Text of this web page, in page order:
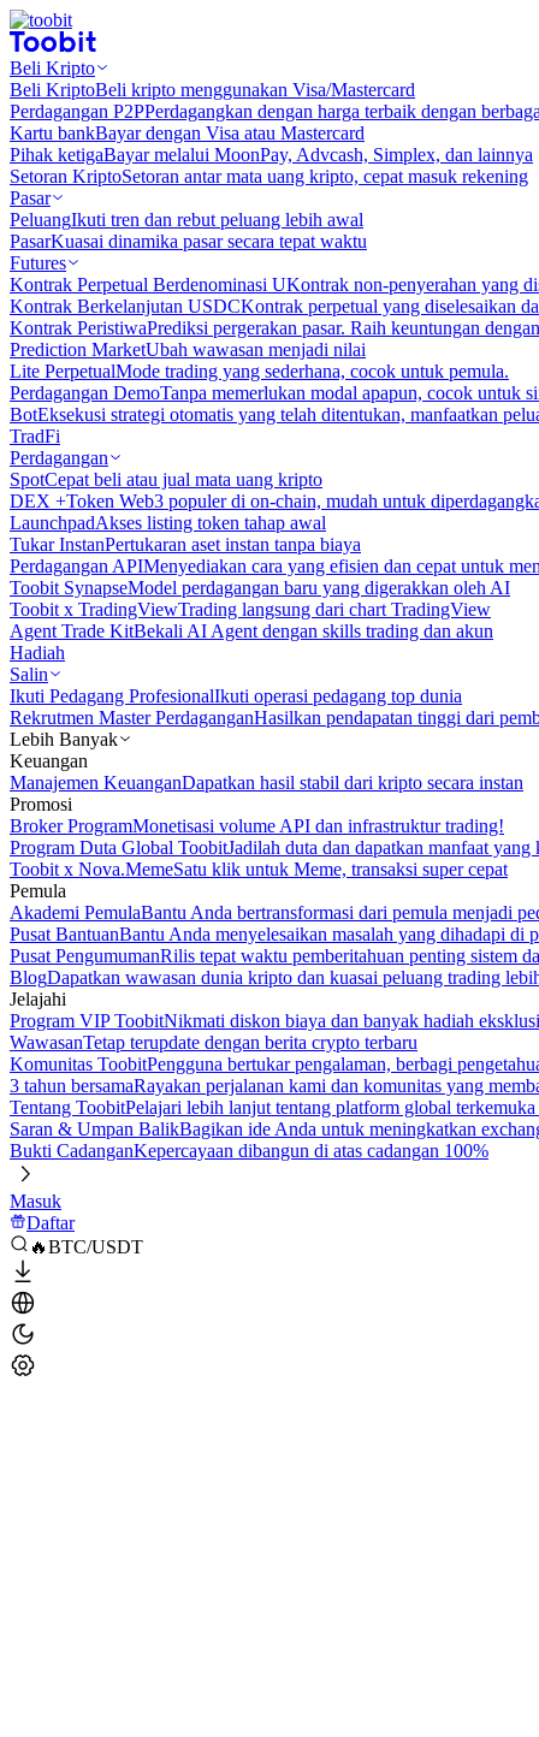
Beli Kripto
Beli KriptoBeli kripto menggunakan Visa/Mastercard
Perdagangan P2PPerdagangkan dengan harga terbaik dengan
Kartu bankBayar dengan Visa atau Mastercard
Pihak ketigaBayar melalui MoonPay, Advcash, Simplex, dan lainnya
Setoran KriptoSetoran antar mata uang kripto, cepat masuk rekening
Pasar
PeluangIkuti tren dan rebut peluang lebih awal
PasarKuasai dinamika pasar secara tepat waktu
Futures
Kontrak Perpetual Berdenominasi UKontrak non-penyerahan yang
Kontrak Berkelanjutan USDCKontrak perpetual yang diselesaikan
Kontrak PeristiwaPrediksi pergerakan pasar. Raih keuntungan
Prediction MarketUbah wawasan menjadi nilai
Lite PerpetualMode trading yang sederhana, cocok untuk pemula.
Perdagangan DemoTanpa memerlukan modal apapun, cocok untuk
BotEksekusi strategi otomatis yang telah ditentukan, manfaatkan
TradFi
Perdagangan
SpotCepat beli atau jual mata uang kripto
DEX +Token Web3 populer di on-chain, mudah untuk
LaunchpadAkses listing token tahap awal
Tukar InstanPertukaran aset instan tanpa biaya
Perdagangan APIMenyediakan cara yang efisien dan cepat untuk
Toobit SynapseModel perdagangan baru yang digerakkan oleh AI
Toobit x TradingViewTrading langsung dari chart TradingView
Agent Trade KitBekali AI Agent dengan skills trading dan akun
Hadiah
Salin
Ikuti Pedagang ProfesionalIkuti operasi pedagang top dunia
Rekrutmen Master PerdaganganHasilkan pendapatan tinggi dari
Lebih Banyak
Keuangan
Manajemen KeuanganDapatkan hasil stabil dari kripto secara instan
Promosi
Broker ProgramMonetisasi volume API dan infrastruktur trading!
Program Duta Global ToobitJadilah duta dan dapatkan manfaat
Toobit x Nova.MemeSatu klik untuk Meme, transaksi super cepat
Pemula
Akademi PemulaBantu Anda bertransformasi dari pemula menjadi
Pusat BantuanBantu Anda menyelesaikan masalah yang dihadapi di
Pusat PengumumanRilis tepat waktu pemberitahuan penting sistem
BlogDapatkan wawasan dunia kripto dan kuasai peluang trading
Jelajahi
Program VIP ToobitNikmati diskon biaya dan banyak hadiah
WawasanTetap terupdate dengan berita crypto terbaru
Komunitas ToobitPengguna bertukar pengalaman, berbagi
3 tahun bersamaRayakan perjalanan kami dan komunitas yang
Tentang ToobitPelajari lebih lanjut tentang platform global
Saran & Umpan BalikBagikan ide Anda untuk meningkatkan
Bukti CadanganKepercayaan dibangun di atas cadangan 100%
Masuk
Daftar
🔥BTC/USDT